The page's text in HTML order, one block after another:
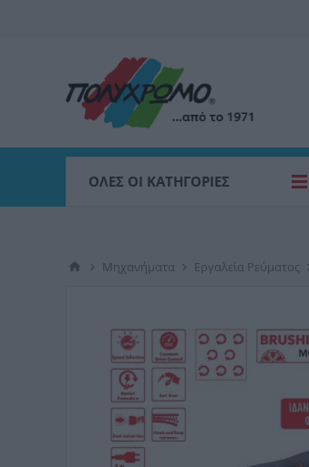
ΌΛΕΣ ΟΙ ΚΑΤΗΓΟΡΊΕΣ
Μηχανήματα Εργαλεία Ρεύματος